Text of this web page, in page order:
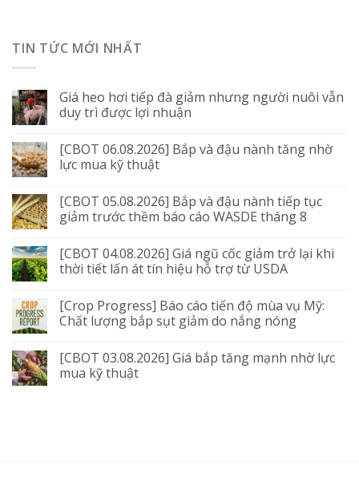
TIN TỨC MỚI NHẤT
Giá heo hơi tiếp đà giảm nhưng người nuôi vẫn
duy trì được lợi nhuận
[CBOT 06.08.2026] Bắp và đậu nành tăng nhờ
lực mua kỹ thuật
[CBOT 05.08.2026] Bắp và đậu nành tiếp tục
giảm trước thềm báo cáo WASDE tháng 8
[CBOT 04.08.2026] Giá ngũ cốc giảm trở lại khi
thời tiết lấn át tín hiệu hỗ trợ từ USDA
[Crop Progress] Báo cáo tiến độ mùa vụ Mỹ:
Chất lượng bắp sụt giảm do nắng nóng
[CBOT 03.08.2026] Giá bắp tăng mạnh nhờ lực
mua kỹ thuật